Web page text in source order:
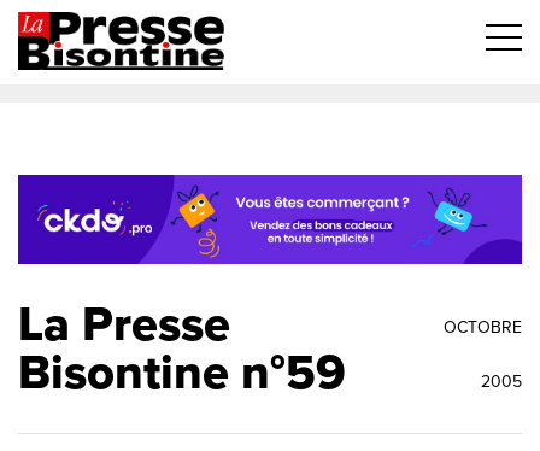
La Presse
Bisontine n°59
OCTOBRE
2005